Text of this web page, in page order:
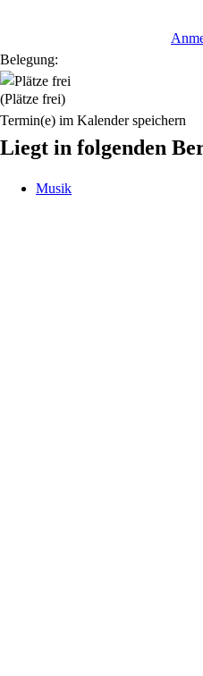
Belegung:
(Plätze frei)
Termin(e) im Kalender speichern
Liegt in folgenden
Musik